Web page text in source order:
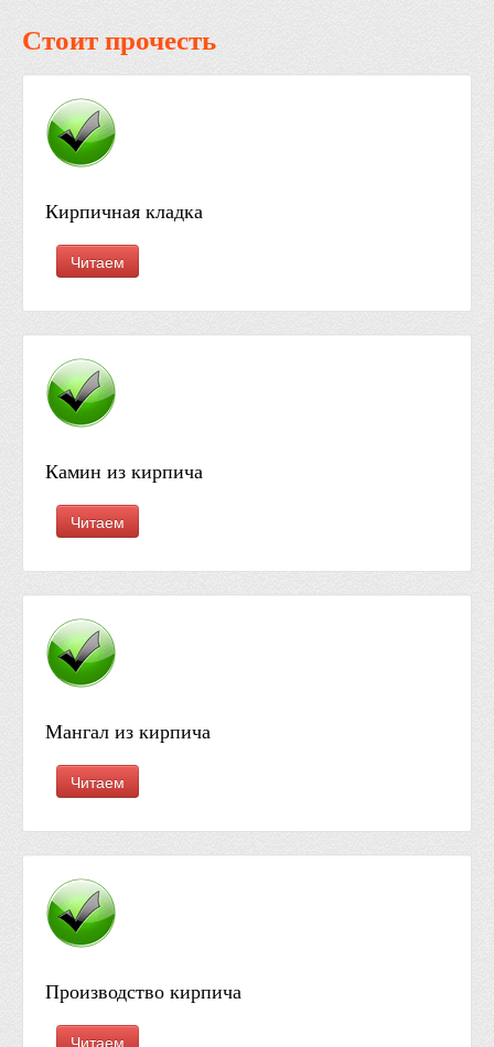
Стоит прочесть
Кирпичная кладка
Читаем
Камин из кирпича
Читаем
Мангал из кирпича
Читаем
Производство кирпича
Читаем